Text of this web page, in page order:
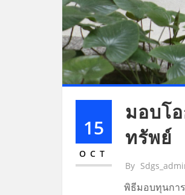
15
OCT
มอบโ
ทรัพย์
By
พิธีมอบทุนกา